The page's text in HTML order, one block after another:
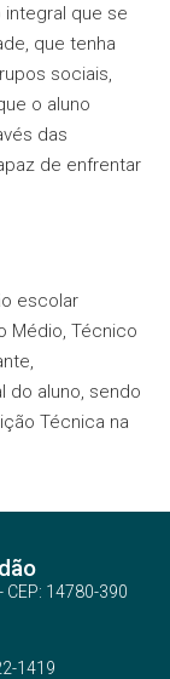
que se
que tenha
sociais,
o aluno
das
de enfrentar
escolar
Médio, Técnico
do aluno, sendo
Técnica na
CEP: 14780-390
1419